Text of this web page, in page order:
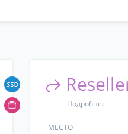
Подробнее
МЕСТО